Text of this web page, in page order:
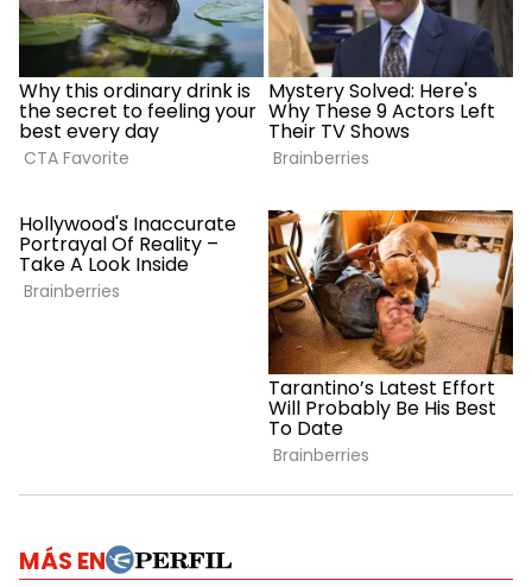
MÁS EN